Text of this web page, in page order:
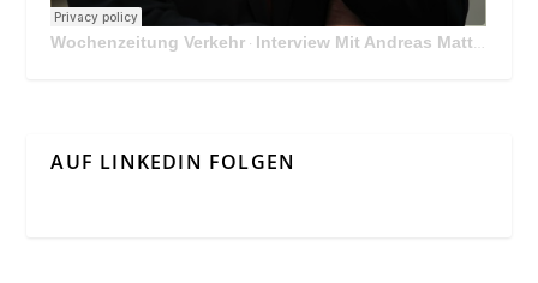
Wochenzeitung Verkehr · Interview Mit Andreas Matthä, CEO der ÖBB Holding
AUF LINKEDIN FOLGEN